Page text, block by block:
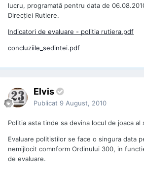
lucru, programată pentru data de
Direcţiei Rutiere.
Indicatori de evaluare - politia rutiera.pdf
concluziile_sedintei.pdf
Elvis
Publicat 9 August, 2010
Politia asta tinde sa devina locul de joaca al
Evaluare politistilor se face o singura data
nemijlocit comnform Ordinului 300, in
de evaluare.